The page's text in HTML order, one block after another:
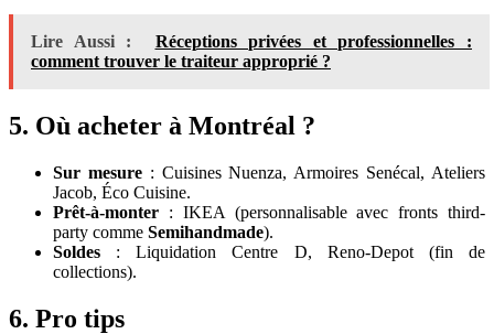
Lire Aussi :
Réceptions privées et professionnelles :
comment trouver le traiteur approprié ?
5. Où acheter à Montréal ?
Sur mesure: Cuisines Nuenza, Armoires Senécal, Ateliers
Jacob, Éco Cuisine.
Prêt-à-monter : IKEA (personnalisable avec fronts third-
party comme Semihandmade).
Soldes : Liquidation Centre D, Reno-Depot (fin de
collections).
6. Pro tips